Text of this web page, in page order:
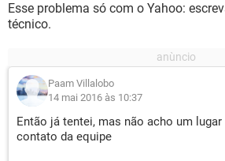
Esse problema só com o Yahoo:
técnico.
Paam Villalobo
14 mai 2016 às 10:37
Então já tentei, mas não acho um
contato da equipe